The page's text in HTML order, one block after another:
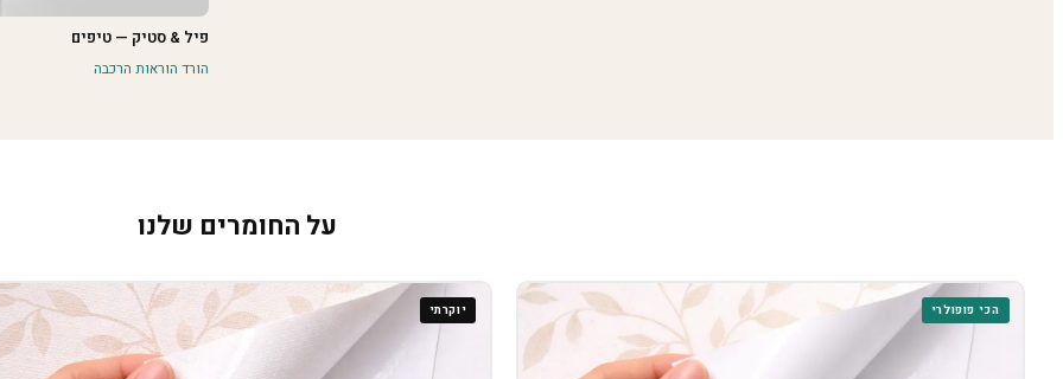
פיל & סטיק — טיפים
הורד הוראות הרכבה
על החומרים שלנו
הכי פופולרי יוקרתי